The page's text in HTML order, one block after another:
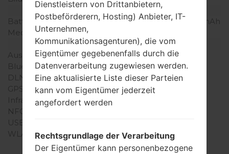
Batterie und Tastatur
Batteriekapazität
entfernbar Li-Po 1900 mAh
Mechanische Tastatur
Interfaces
Ausgabe für Audio
3.5mm jack
Bluetooth
Version 4.1, A2DP, LE
DLNA
Nein
GPS
-
Infrarotanschluss
NFC
USB
WLAN
Wi-Fi802.11b/g/n, Wi-Fi
Direct, hotspot
Dienstleistern von Drittanbietern,
Postbeförderern, Hosting) Anbieter, IT-
Unternehmen,
Kommunikationsagenturen), die vom
Eigentümer gegebenenfalls durch die
Datenverarbeitung zugewiesen werden.
Eine aktualisierte Liste dieser Parteien
kann vom Eigentümer jederzeit
angefordert werden
Rechtsgrundlage der Verarbeitung
Der Eigentümer kann personenbezogene